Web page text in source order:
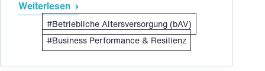
Weiterlesen
Neue
betrieblichen
Betriebliche Altersversorgung (bAV)
Business Performance & Resilienz